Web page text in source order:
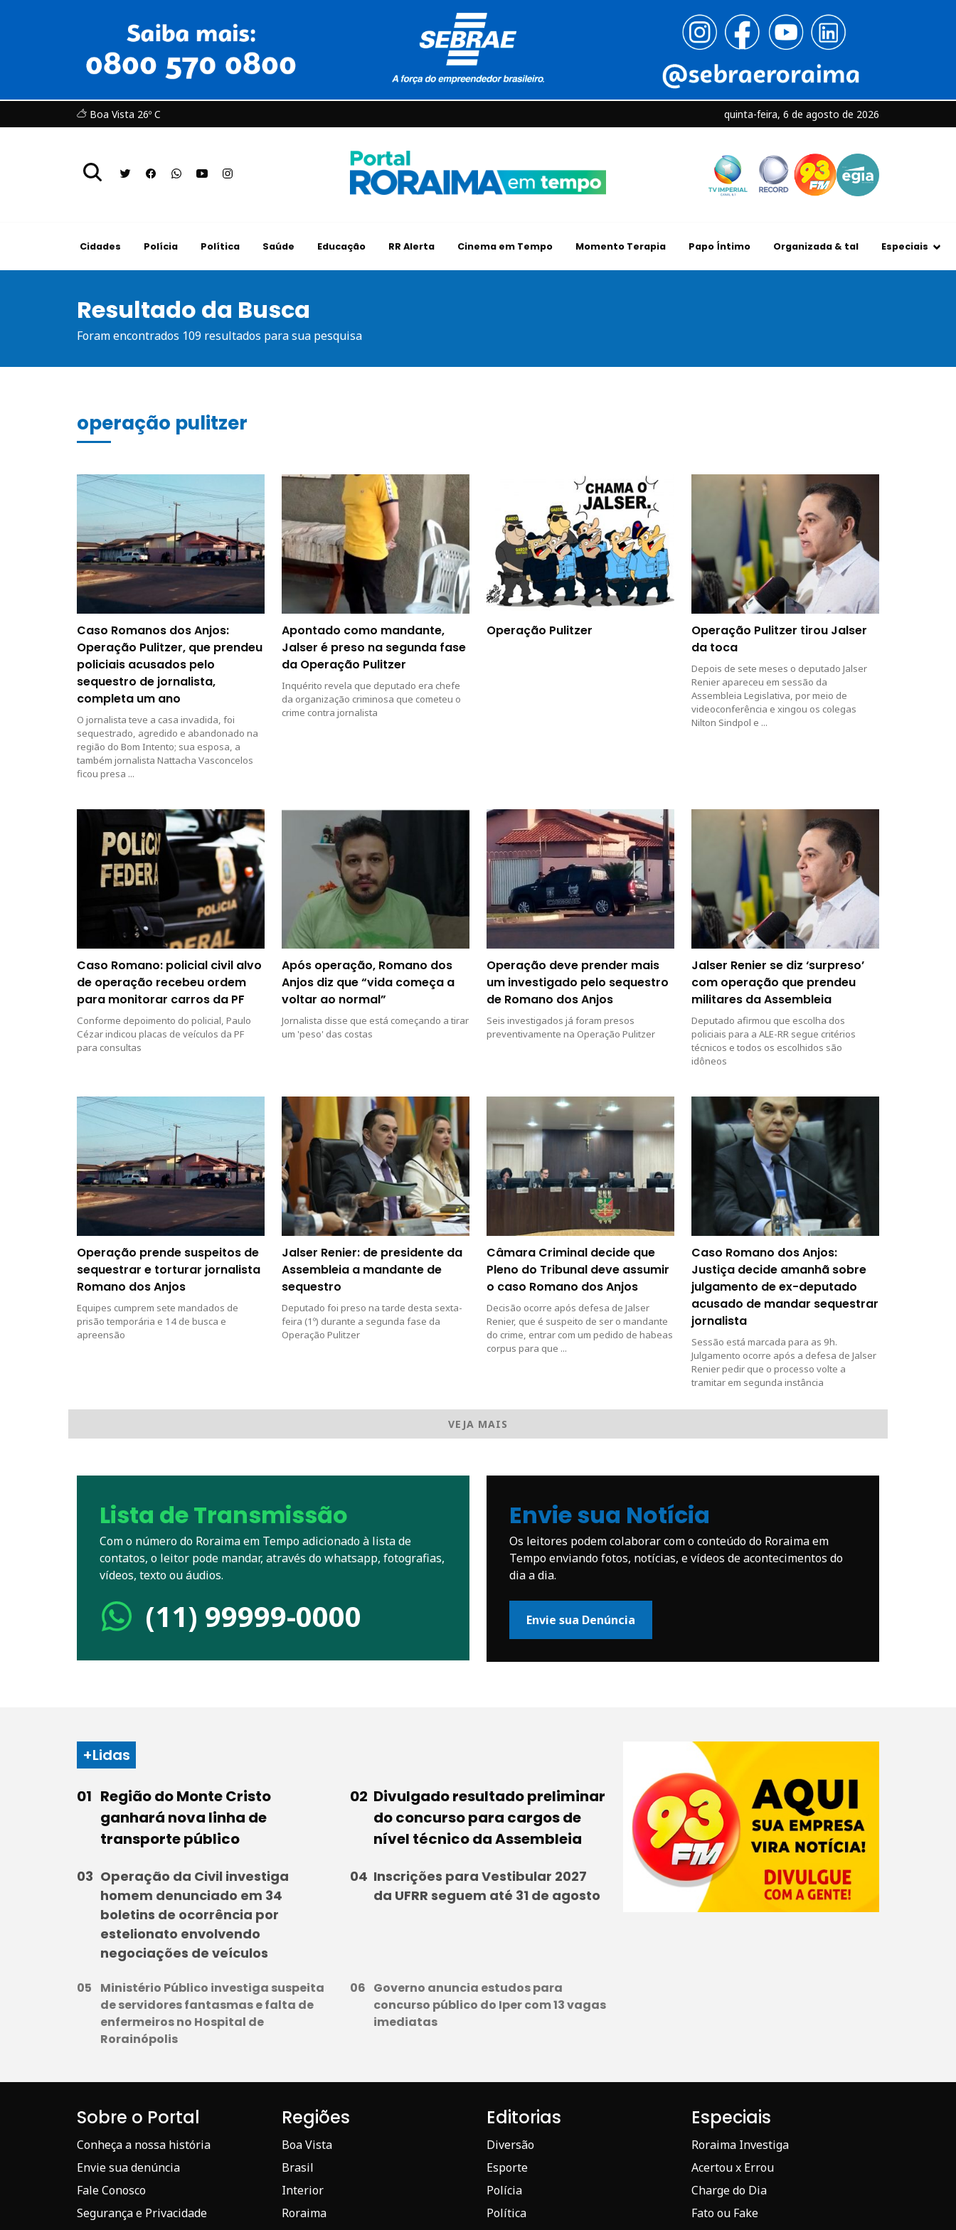
Boa Vista 26º C quinta-feira, 6 de agosto de 2026
Cidades Polícia Política Saúde Educação RR Alerta Cinema em Tempo Momento Terapia Papo Íntimo Organizada & tal Especiais
Resultado da Busca
Foram encontrados 109 resultados para sua pesquisa
operação pulitzer
Caso Romanos dos Anjos:
Operação Pulitzer, que prendeu
policiais acusados pelo
sequestro de jornalista,
completa um ano
O jornalista teve a casa invadida, foi
sequestrado, agredido e abandonado na
região do Bom Intento; sua esposa, a
também jornalista Nattacha Vasconcelos
ficou presa ...
Apontado como mandante,
Jalser é preso na segunda fase
da Operação Pulitzer
Inquérito revela que deputado era chefe
da organização criminosa que cometeu o
crime contra jornalista
Operação Pulitzer
Operação Pulitzer tirou Jalser
da toca
Depois de sete meses o deputado Jalser
Renier apareceu em sessão da
Assembleia Legislativa, por meio de
videoconferência e xingou os colegas
Nilton Sindpol e ...
Caso Romano: policial civil alvo
de operação recebeu ordem
para monitorar carros da PF
Conforme depoimento do policial, Paulo
Cézar indicou placas de veículos da PF
para consultas
Após operação, Romano dos
Anjos diz que “vida começa a
voltar ao normal”
Jornalista disse que está começando a tirar
um 'peso' das costas
Operação deve prender mais
um investigado pelo sequestro
de Romano dos Anjos
Seis investigados já foram presos
preventivamente na Operação Pulitzer
Jalser Renier se diz ‘surpreso’
com operação que prendeu
militares da Assembleia
Deputado afirmou que escolha dos
policiais para a ALE-RR segue critérios
técnicos e todos os escolhidos são
idôneos
Operação prende suspeitos de
sequestrar e torturar jornalista
Romano dos Anjos
Equipes cumprem sete mandados de
prisão temporária e 14 de busca e
apreensão
Jalser Renier: de presidente da
Assembleia a mandante de
sequestro
Deputado foi preso na tarde desta sexta-
feira (1º) durante a segunda fase da
Operação Pulitzer
Câmara Criminal decide que
Pleno do Tribunal deve assumir
o caso Romano dos Anjos
Decisão ocorre após defesa de Jalser
Renier, que é suspeito de ser o mandante
do crime, entrar com um pedido de habeas
corpus para que ...
Caso Romano dos Anjos:
Justiça decide amanhã sobre
julgamento de ex-deputado
acusado de mandar sequestrar
jornalista
Sessão está marcada para as 9h.
Julgamento ocorre após a defesa de Jalser
Renier pedir que o processo volte a
tramitar em segunda instância
VEJA MAIS
Lista de Transmissão
Com o número do Roraima em Tempo adicionado à lista de
contatos, o leitor pode mandar, através do whatsapp, fotografias,
vídeos, texto ou áudios.
(11) 99999-0000
Envie sua Notícia
Os leitores podem colaborar com o conteúdo do Roraima em
Tempo enviando fotos, notícias, e vídeos de acontecimentos do
dia a dia.
Envie sua Denúncia
+Lidas
Região do Monte Cristo
ganhará nova linha de
transporte público
Divulgado resultado preliminar
do concurso para cargos de
nível técnico da Assembleia
Operação da Civil investiga
homem denunciado em 34
boletins de ocorrência por
estelionato envolvendo
negociações de veículos
Inscrições para Vestibular 2027
da UFRR seguem até 31 de agosto
Ministério Público investiga suspeita
de servidores fantasmas e falta de
enfermeiros no Hospital de
Rorainópolis
Governo anuncia estudos para
concurso público do Iper com 13 vagas
imediatas
Sobre o Portal
Conheça a nossa história
Envie sua denúncia
Fale Conosco
Segurança e Privacidade
Regiões
Boa Vista
Brasil
Interior
Roraima
Editorias
Diversão
Esporte
Polícia
Política
Especiais
Roraima Investiga
Acertou x Errou
Charge do Dia
Fato ou Fake